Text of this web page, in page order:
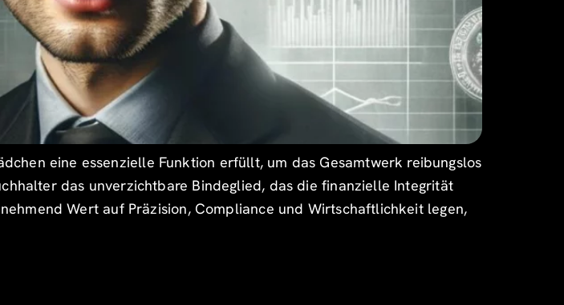
eine essenzielle Funktion erfüllt, um das Gesamtwerk reibungslos
das unverzichtbare Bindeglied, das die finanzielle Integrität
Wert auf Präzision, Compliance und Wirtschaftlichkeit legen,